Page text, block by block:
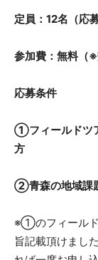
定員：12名（応
参加費：無料（※
応募条件
①フィールドツ
方
②青森の地域課
※①のフィールド
旨記載頂けまし